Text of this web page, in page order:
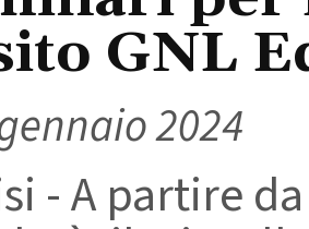
GNL
2024
- A partire